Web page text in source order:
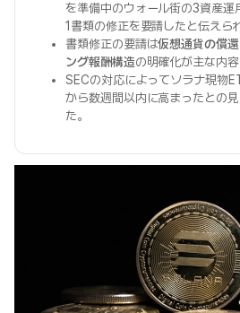
を準備中のウォール街の3資産運
1書類の修正を要請したと伝えら
書類修正の要請は仮想通貨の償
ング報酬構造の明確化が主な内容
SECの対応によってソラナ現物
から数週間以内に高まったとの
た。